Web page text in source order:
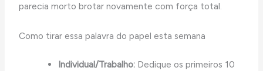
parecia morto brotar novamente com força total.
Como tirar essa palavra do papel esta semana
Individual/Trabalho:Dedique os primeiros 10